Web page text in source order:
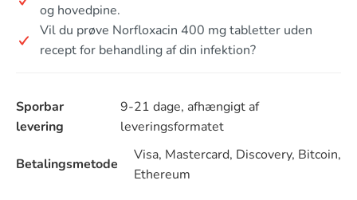
og hovedpine.
Vil du prøve Norfloxacin 400 mg tabletter uden
recept for behandling af din infektion?
Sporbar
levering
9-21 dage, afhængigt af
leveringsformatet
Betalingsmetode
Visa, Mastercard, Discovery, Bitcoin,
Ethereum